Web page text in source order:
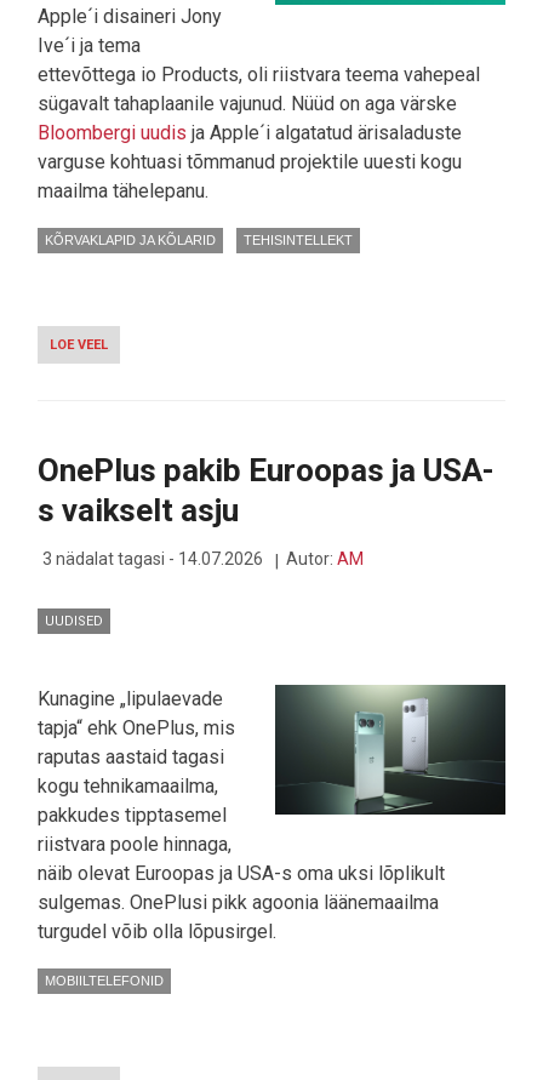
Apple´i disaineri Jony
Ive´i ja tema
ettevõttega io Products, oli riistvara teema vahepeal
sügavalt tahaplaanile vajunud. Nüüd on aga värske
Bloombergi uudis ja Apple´i algatatud ärisaladuste
varguse kohtuasi tõmmanud projektile uuesti kogu
maailma tähelepanu.
KÕRVAKLAPID JA KÕLARID TEHISINTELLEKT
LOE VEEL
ESIMENE
NUTIKÕLAR
KUULEB
LIIGUTAB
OnePlus pakib Euroopas ja USA-
s vaikselt asju
3 nädalat tagasi - 14.07.2026 Autor: AM
UUDISED
Kunagine „lipulaevade
tapja“ ehk OnePlus, mis
raputas aastaid tagasi
kogu tehnikamaailma,
pakkudes tipptasemel
riistvara poole hinnaga,
näib olevat Euroopas ja USA-s oma uksi lõplikult
sulgemas. OnePlusi pikk agoonia läänemaailma
turgudel võib olla lõpusirgel.
MOBIILTELEFONID